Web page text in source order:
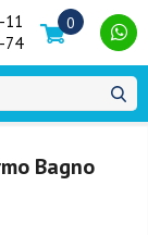
11
74
0
Bagno